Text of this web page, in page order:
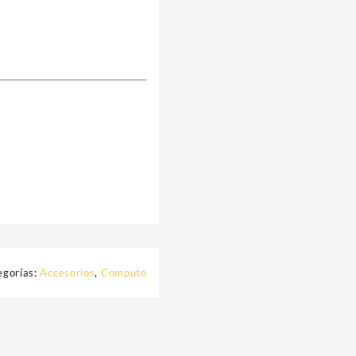
Accesorios, Computo